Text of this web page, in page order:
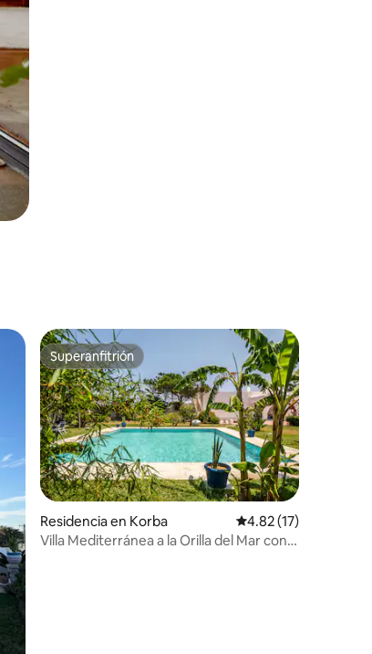
Superanfitrión
Superanfitrión
Residencia en Korba Calificación
4.82 (17)
Villa Mediterránea a la Orilla del Mar con